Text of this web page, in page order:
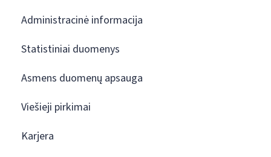
Administracinė informacija
Statistiniai duomenys
Asmens duomenų apsauga
Viešieji pirkimai
Karjera